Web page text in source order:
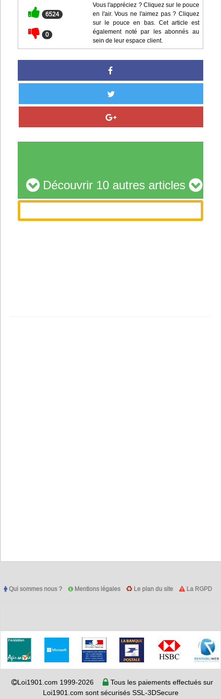
6524
0
Vous l'appréciez ? Cliquez sur le pouce
en l'air. Vous ne l'aimez pas ? Cliquez
sur le pouce en bas. Cet article est
également noté par les abonnés au
sein de leur espace client.
Découvrir 10 autres articles
Qui sommes nous ? Mentions légales Le plan du site La RGPD
Loi1901.com 1999-2026
Tous les paiements effectués sur
Loi1901.com sont sécurisés SSL-3DSecure